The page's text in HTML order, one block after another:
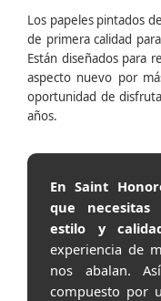
Los papeles pintados
de primera calidad
Están diseñados para
aspecto nuevo por
oportunidad de
años.
En Saint
que necesitas
estilo y
experiencia de
nos abalan.
compuesto por